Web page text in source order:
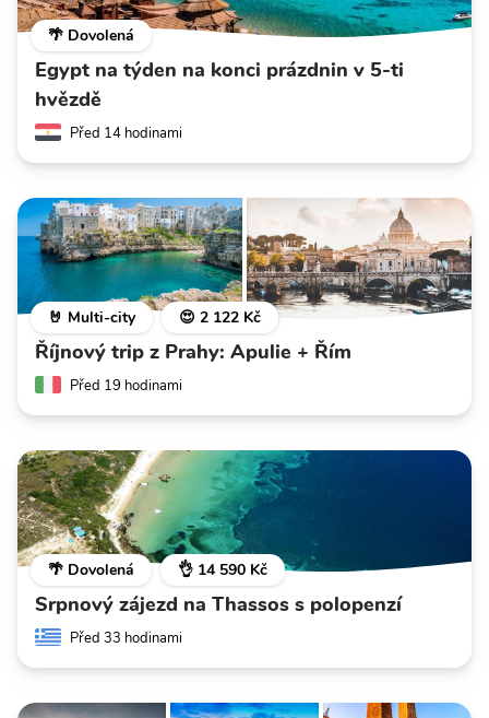
🌴 Dovolená
Egypt na týden na konci prázdnin v 5-ti
hvězdě
Před 14 hodinami
🤘 Multi-city 😍 2 122 Kč
Říjnový trip z Prahy: Apulie + Řím
Před 19 hodinami
🌴 Dovolená 👌 14 590 Kč
Srpnový zájezd na Thassos s polopenzí
Před 33 hodinami